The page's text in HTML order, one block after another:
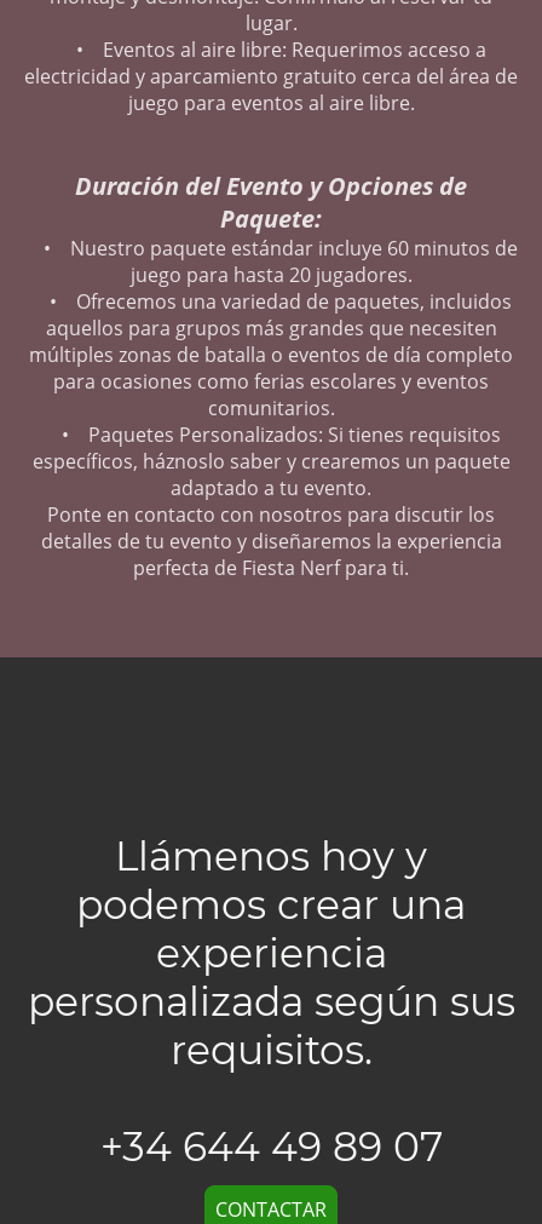
lugar.
• Eventos al aire libre: Requerimos acceso a
electricidad y aparcamiento gratuito cerca del área de
juego para eventos al aire libre.
Duración del Evento y Opciones de
Paquete:
• Nuestro paquete estándar incluye 60 minutos de
juego para hasta 20 jugadores.
• Ofrecemos una variedad de paquetes, incluidos
aquellos para grupos más grandes que necesiten
múltiples zonas de batalla o eventos de día completo
para ocasiones como ferias escolares y eventos
comunitarios.
• Paquetes Personalizados: Si tienes requisitos
específicos, háznoslo saber y crearemos un paquete
adaptado a tu evento.
Ponte en contacto con nosotros para discutir los
detalles de tu evento y diseñaremos la experiencia
perfecta de Fiesta Nerf para ti.
Llámenos hoy y
podemos crear una
experiencia
personalizada según sus
requisitos.
+34 644 49 89 07
CONTACTAR